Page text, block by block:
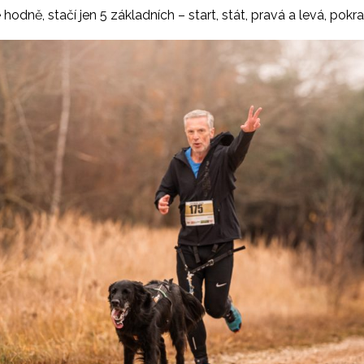
stačí jen 5 základních – start, stát, pravá a levá,